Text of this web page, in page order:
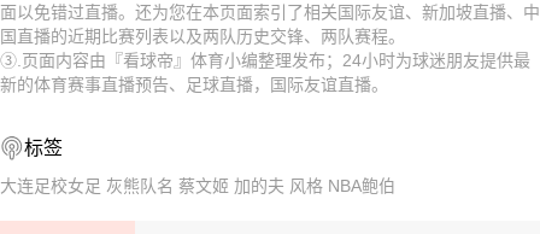
2026-08-15 【国际友谊】 新加坡VS中国
2026-08-15 【国际友谊】 新加坡VS中国
2026-08-15 【国际友谊】 新加坡VS中国
2026-08-15 【国际友谊】 新加坡VS中国
2026-08-15 【国际友谊】 新加坡VS中国
面以免错过直播。还为您在本页面索引了相关国际友谊、新加坡直播、中
国直播的近期比赛列表以及两队历史交锋、两队赛程。
③.页面内容由『看球帝』体育小编整理发布；24小时为球迷朋友提供最
新的体育赛事直播预告、足球直播，国际友谊直播。
标签
大连足校女足 灰熊队名 蔡文姬 加的夫 风格 NBA鲍伯